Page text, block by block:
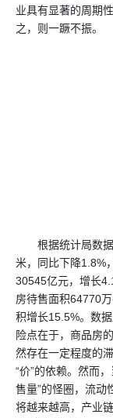
业具有显著的周期
之，则一蹶不振。
根据统计局数
米，同比下降1.8%
30545亿元，增长
房待售面积64770
积增长15.5%。数
险点在于，商品房
然存在一定程度的
“价”的依赖。然而
售量”的怪圈，流动
将越来越高，产业